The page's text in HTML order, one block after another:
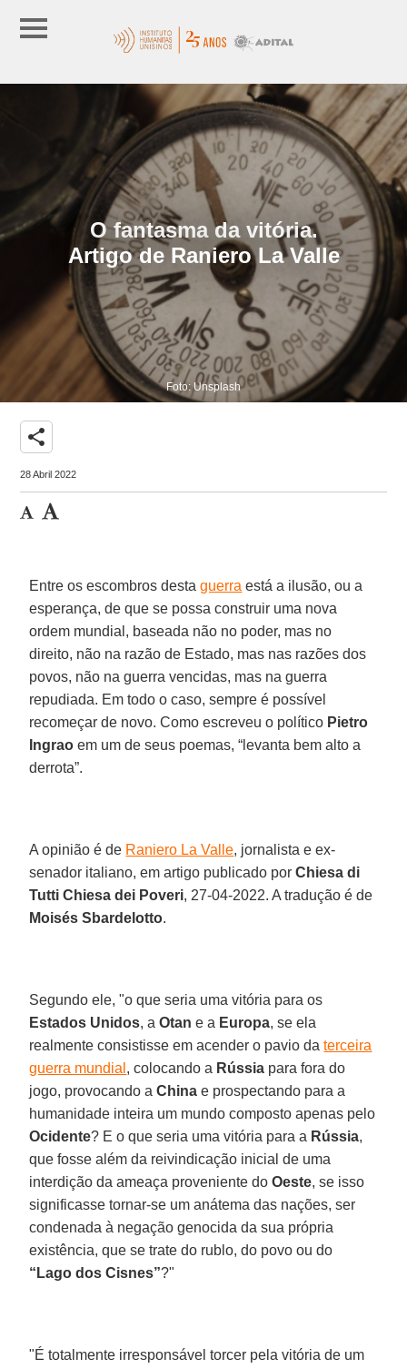
O fantasma da vitória.
Artigo de Raniero La Valle
Foto: Unsplash
share
28 Abril 2022
Entre os escombros destaguerra está a ilusão, ou a
esperança, de que se possa construir uma nova
ordem mundial, baseada não no poder, mas no
direito, não na razão de Estado, mas nas razões dos
povos, não na guerra vencidas, mas na guerra
repudiada. Em todo o caso, sempre é possível
recomeçar de novo. Como escreveu o político Pietro
Ingrao em um de seus poemas, “levanta bem alto a
derrota”.
A opinião é de Raniero La Valle, jornalista e ex-
senador italiano, em artigo publicado porChiesa di
Tutti Chiesa dei Poveri, 27-04-2022. A tradução é de
Moisés Sbardelotto.
Segundo ele, "o que seria uma vitória para os
Estados Unidos, aOtan e a Europa, se ela
realmente consistisse em acender o pavio daterceira
guerra mundial , colocando a Rússia para fora do
jogo, provocando aChina e prospectando para a
humanidade inteira um mundo composto apenas pelo
Ocidente? E o que seria uma vitória para a Rússia,
que fosse além da reivindicação inicial de uma
interdição da ameaça proveniente doOeste, se isso
significasse tornar-se um anátema das nações, ser
condenada à negação genocida da sua própria
existência, que se trate do rublo, do povo ou do
“Lago dos Cisnes”?"
"É totalmente irresponsável torcer pela vitória de um